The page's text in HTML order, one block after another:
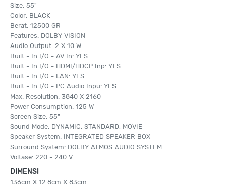
Size: 55"
Color: BLACK
Berat: 12500 GR
Features: DOLBY VISION
Audio Output: 2 X 10 W
Built - In I/O - AV In: YES
Built - In I/O - HDMI/HDCP Inp: YES
Built - In I/O - LAN: YES
Built - In I/O - PC Audio Inpu: YES
Max. Resolution: 3840 X 2160
Power Consumption: 125 W
Screen Size: 55"
Sound Mode: DYNAMIC, STANDARD, MOVIE
Speaker System: INTEGRATED SPEAKER BOX
Surround System: DOLBY ATMOS AUDIO SYSTEM
Voltase: 220 - 240 V
DIMENSI
136cm X 12.8cm X 83cm